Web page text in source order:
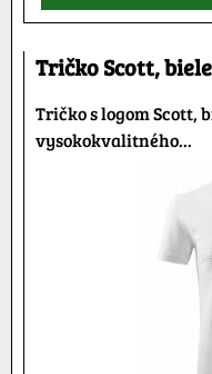
Tričko Scott,
Tričko s logom Scott,
vysokokvalitného...